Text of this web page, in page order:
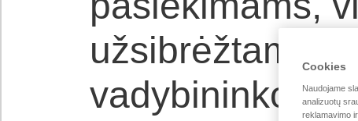
užsibrėžtame
vadybininko
Cookies
Naudojame
analizuotų
reklamavimo